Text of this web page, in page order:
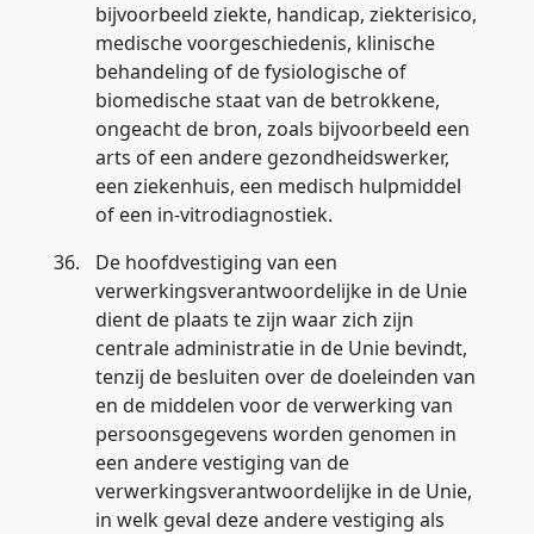
bijvoorbeeld ziekte, handicap, ziekterisico,
medische voorgeschiedenis, klinische
behandeling of de fysiologische of
biomedische staat van de betrokkene,
ongeacht de bron, zoals bijvoorbeeld een
arts of een andere gezondheidswerker,
een ziekenhuis, een medisch hulpmiddel
of een in-vitrodiagnostiek.
36.
De hoofdvestiging van een
verwerkingsverantwoordelijke in de Unie
dient de plaats te zijn waar zich zijn
centrale administratie in de Unie bevindt,
tenzij de besluiten over de doeleinden van
en de middelen voor de verwerking van
persoonsgegevens worden genomen in
een andere vestiging van de
verwerkingsverantwoordelijke in de Unie,
in welk geval deze andere vestiging als